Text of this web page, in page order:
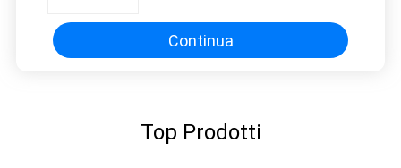
Continua
Top Prodotti